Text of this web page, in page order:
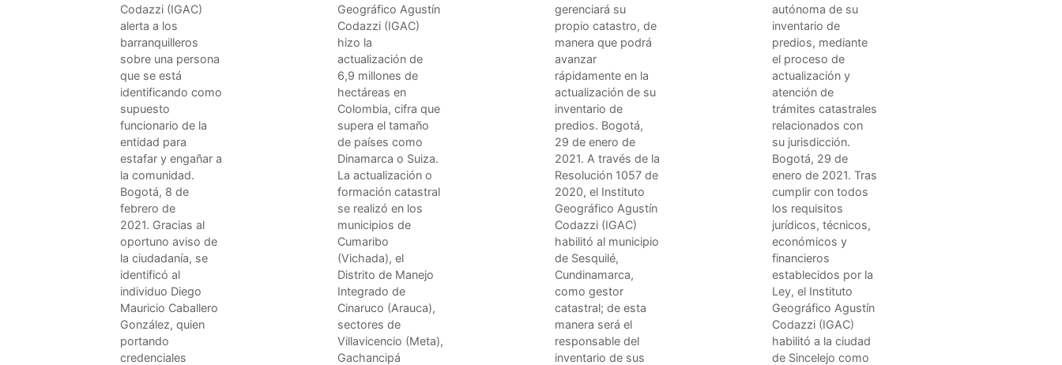
Codazzi (IGAC)
alerta a los
barranquilleros
sobre una persona
que se está
identificando como
supuesto
funcionario de la
entidad para
estafar y engañar a
la comunidad.
Bogotá, 8 de
febrero de
2021. Gracias al
oportuno aviso de
la ciudadanía, se
identificó al
individuo Diego
Mauricio Caballero
González, quien
portando
credenciales
Geográfico Agustín
Codazzi (IGAC)
hizo la
actualización de
6,9 millones de
hectáreas en
Colombia, cifra que
supera el tamaño
de países como
Dinamarca o Suiza.
La actualización o
formación catastral
se realizó en los
municipios de
Cumaribo
(Vichada), el
Distrito de Manejo
Integrado de
Cinaruco (Arauca),
sectores de
Villavicencio (Meta),
Gachancipá
gerenciará su
propio catastro, de
manera que podrá
avanzar
rápidamente en la
actualización de su
inventario de
predios. Bogotá,
29 de enero de
2021. A través de la
Resolución 1057 de
2020, el Instituto
Geográfico Agustín
Codazzi (IGAC)
habilitó al municipio
de Sesquilé,
Cundinamarca,
como gestor
catastral; de esta
manera será el
responsable del
inventario de sus
autónoma de su
inventario de
predios, mediante
el proceso de
actualización y
atención de
trámites catastrales
relacionados con
su jurisdicción.
Bogotá, 29 de
enero de 2021. Tras
cumplir con todos
los requisitos
jurídicos, técnicos,
económicos y
financieros
establecidos por la
Ley, el Instituto
Geográfico Agustín
Codazzi (IGAC)
habilitó a la ciudad
de Sincelejo como